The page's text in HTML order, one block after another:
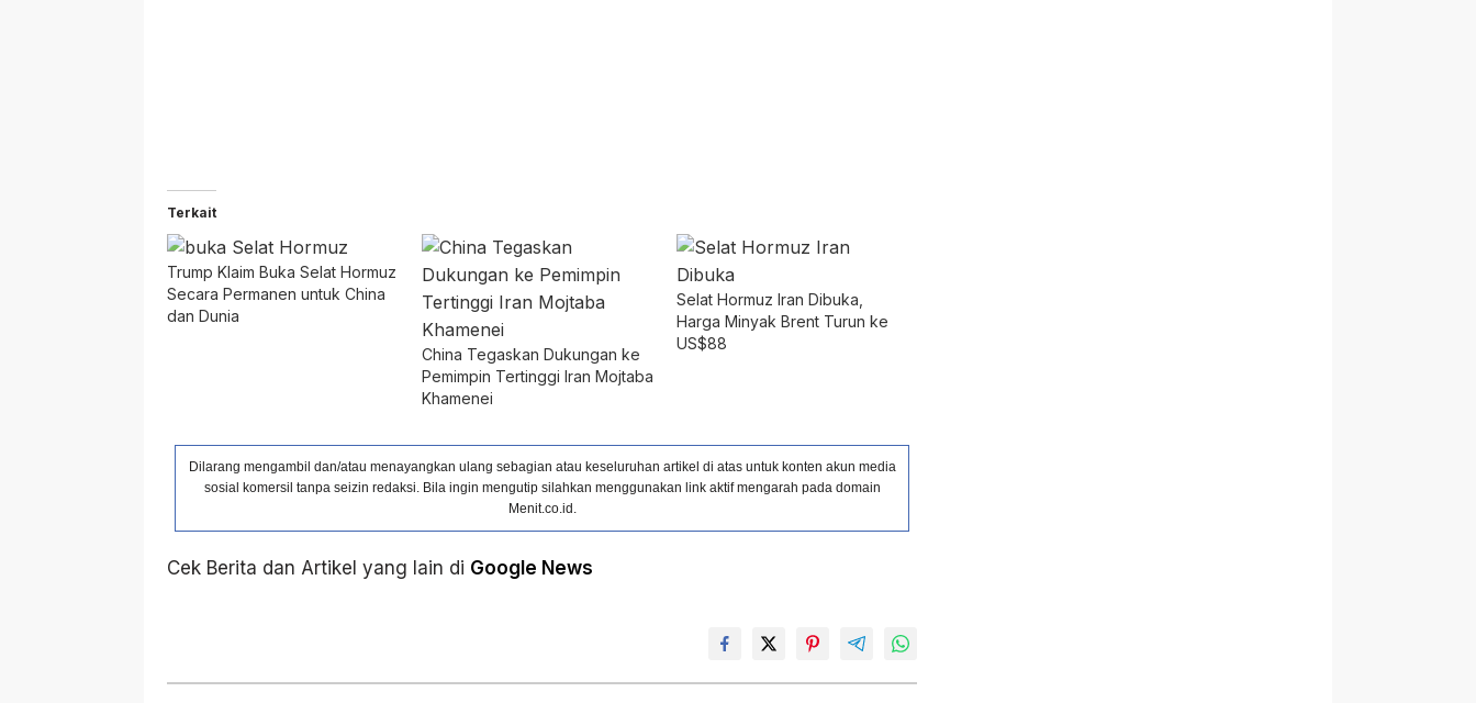
Terkait
Trump Klaim Buka Selat Hormuz
Secara Permanen untuk China
dan Dunia
China Tegaskan Dukungan ke
Pemimpin Tertinggi Iran Mojtaba
Khamenei
Selat Hormuz Iran Dibuka,
Harga Minyak Brent Turun ke
US$88
Dilarang mengambil dan/atau menayangkan ulang sebagian atau keseluruhan artikel di atas untuk konten akun media
sosial komersil tanpa seizin redaksi. Bila ingin mengutip silahkan menggunakan link aktif mengarah pada domain
Menit.co.id.
Cek Berita dan Artikel yang lain di Google News